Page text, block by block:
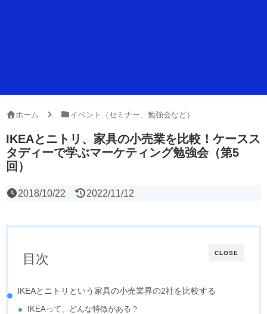
ホーム イベント（セミナー、勉強会など）
IKEAとニトリ、家具の小売業を比較！ケースス
タディーで学ぶマーケティング勉強会（第5
回）
2018/10/22 2022/11/12
CLOSE
目次
IKEAとニトリという家具の小売業界の2社を比較する
IKEAって、どんな特徴がある？